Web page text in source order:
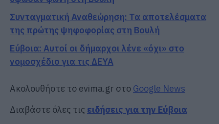
Συνταγματική Αναθεώρηση: Τα αποτελέσματα
της πρώτης ψηφοφορίας στη Βουλή
Εύβοια: Αυτοί οι δήμαρχοι λένε «όχι» στο
νομοσχέδιο για τις ΔΕΥΑ
Ακολουθήστε το evima.gr στο Google News
Διαβάστε όλες τις ειδήσεις για την Εύβοια